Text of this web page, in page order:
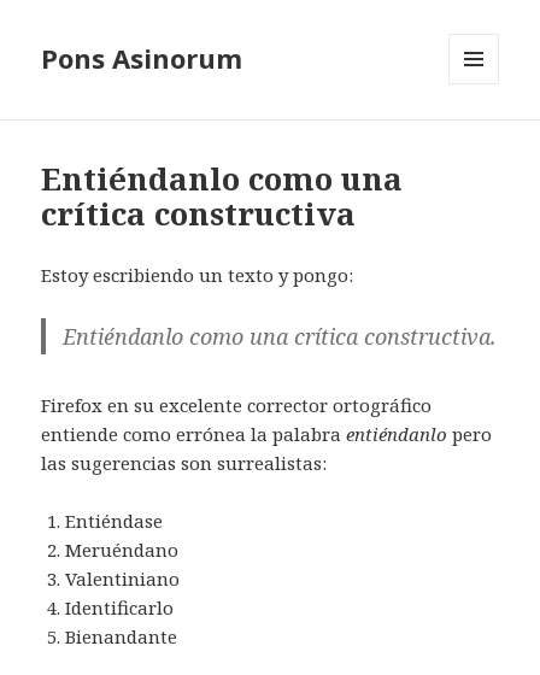
Pons Asinorum
Entiéndanlo como una
crítica constructiva
Estoy escribiendo un texto y pongo:
Entiéndanlo como una crítica constructiva.
Firefox en su excelente corrector ortográfico
entiende como errónea la palabraentiéndanlo pero
las sugerencias son surrealistas:
Entiéndase
Meruéndano
Valentiniano
Identificarlo
Bienandante